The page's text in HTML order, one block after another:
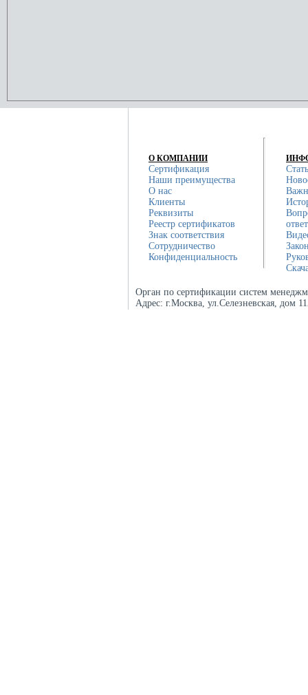
О КОМПАНИИ
Сертификация
Наши преимущества
О нас
Клиенты
Реквизиты
Реестр сертификатов
Знак соответствия
Сотрудничество
Конфиденциальность
Орган по сертификации систем
Адрес: г.Москва, ул.Селезневская, дом